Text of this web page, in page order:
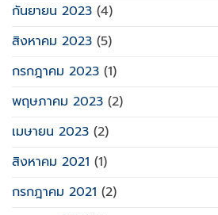
กันยายน 2023 (4)
สิงหาคม 2023 (5)
กรกฎาคม 2023 (1)
พฤษภาคม 2023 (2)
เมษายน 2023 (2)
สิงหาคม 2021 (1)
กรกฎาคม 2021 (2)